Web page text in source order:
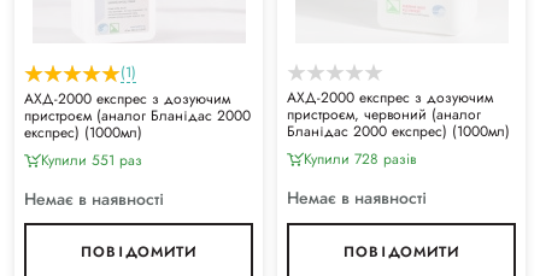
(1)
АХД-2000 експрес з дозуючим
пристроєм (аналог Бланідас 2000
експрес) (1000мл)
Купили 551 раз
Немає в наявності
ПОВІДОМИТИ
АХД-2000 експрес з дозуючим
пристроєм, червоний (аналог
Бланідас 2000 експрес) (1000мл)
Купили 728 разiв
Немає в наявності
ПОВІДОМИТИ